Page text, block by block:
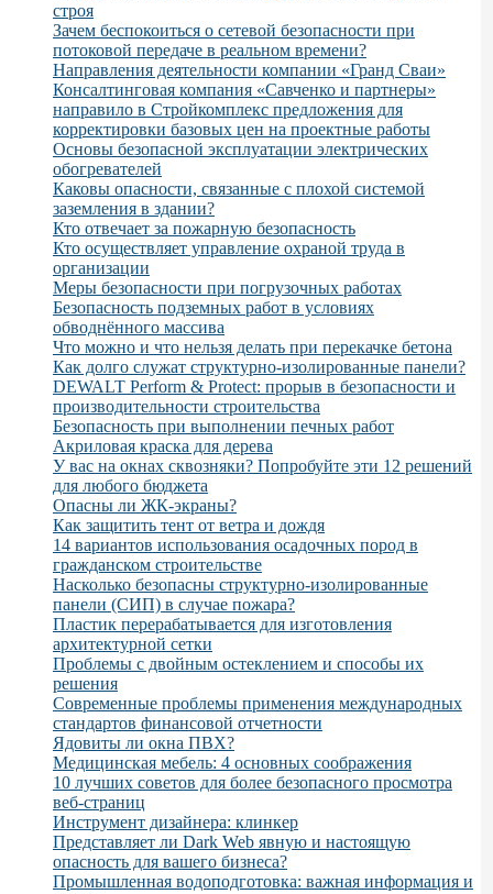
строя
Зачем беспокоиться о сетевой безопасности при
потоковой передаче в реальном времени?
Направления деятельности компании «Гранд Сваи»
Консалтинговая компания «Савченко и партнеры»
направило в Стройкомплекс предложения для
корректировки базовых цен на проектные работы
Основы безопасной эксплуатации электрических
обогревателей
Каковы опасности, связанные с плохой системой
заземления в здании?
Кто отвечает за пожарную безопасность
Кто осуществляет управление охраной труда в
организации
Меры безопасности при погрузочных работах
Безопасность подземных работ в условиях
обводнённого массива
Что можно и что нельзя делать при перекачке бетона
Как долго служат структурно-изолированные панели?
DEWALT Perform & Protect: прорыв в безопасности и
производительности строительства
Безопасность при выполнении печных работ
Акриловая краска для дерева
У вас на окнах сквозняки? Попробуйте эти 12 решений
для любого бюджета
Опасны ли ЖК-экраны?
Как защитить тент от ветра и дождя
14 вариантов использования осадочных пород в
гражданском строительстве
Насколько безопасны структурно-изолированные
панели (СИП) в случае пожара?
Пластик перерабатывается для изготовления
архитектурной сетки
Проблемы с двойным остеклением и способы их
решения
Современные проблемы применения международных
стандартов финансовой отчетности
Ядовиты ли окна ПВХ?
Медицинская мебель: 4 основных соображения
10 лучших советов для более безопасного просмотра
веб-страниц
Инструмент дизайнера: клинкер
Представляет ли Dark Web явную и настоящую
опасность для вашего бизнеса?
Промышленная водоподготовка: важная информация и